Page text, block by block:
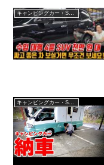
キャンピングカー・SUV人気車種